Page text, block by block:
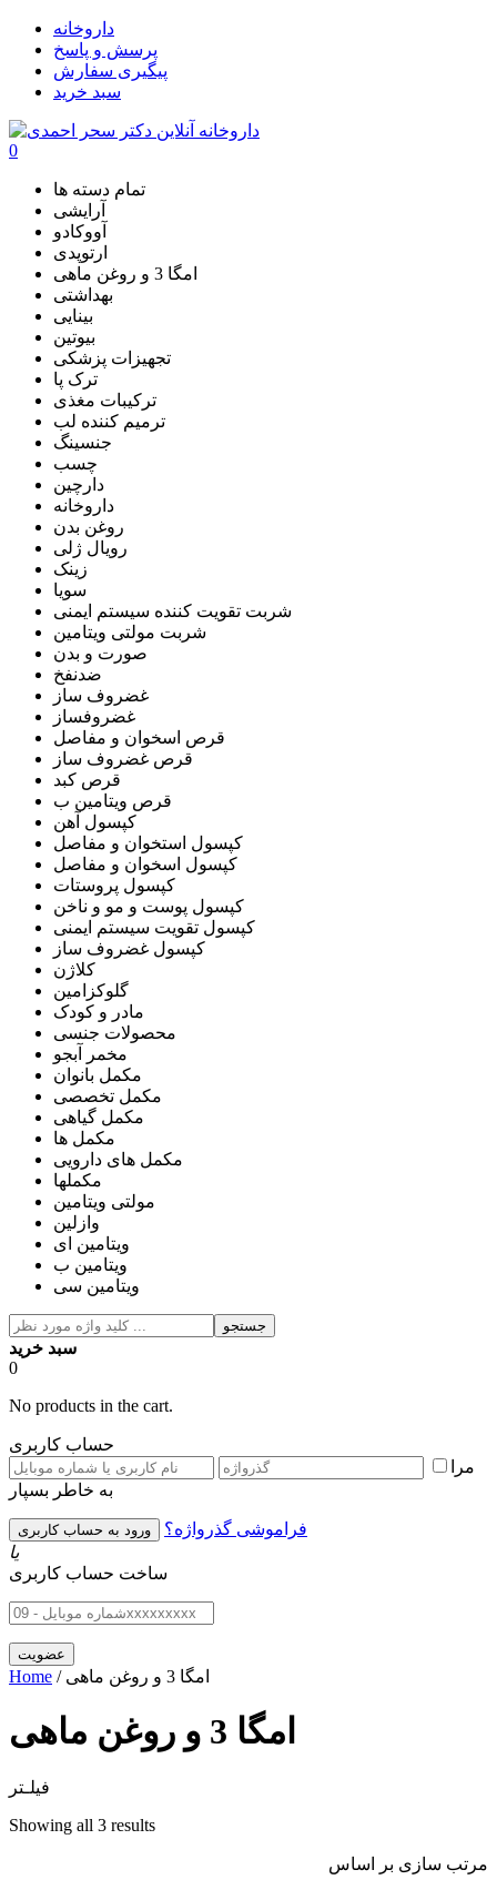
داروخانه
پرسش و پاسخ
پیگیری سفارش
سبد خرید
0
تمام دسته ها
آرایشی
آووکادو
ارتوپدی
امگا 3 و روغن ماهی
بهداشتی
بینایی
بیوتین
تجهیزات پزشکی
ترک پا
ترکیبات مغذی
ترمیم کننده لب
جنسینگ
چسب
دارچین
داروخانه
روغن بدن
رویال ژلی
زینک
سویا
شربت تقویت کننده سیستم ایمنی
شربت مولتی ویتامین
صورت و بدن
ضدنفخ
غضروف ساز
غضروفساز
قرص اسخوان و مفاصل
قرص غضروف ساز
قرص کبد
قرص ویتامین ب
کپسول آهن
کپسول استخوان و مفاصل
کپسول اسخوان و مفاصل
کپسول پروستات
کپسول پوست و مو و ناخن
کپسول تقویت سیستم ایمنی
کپسول غضروف ساز
کلاژن
گلوکزامین
مادر و کودک
محصولات جنسی
مخمر آبجو
مکمل بانوان
مکمل تخصصی
مکمل گیاهی
مکمل ها
مکمل های دارویی
مکملها
مولتی ویتامین
وازلین
ویتامین ای
ویتامین ب
ویتامین سی
جستجو
سبد خرید
0
No products in the cart.
حساب کاربری
مرا
به خاطر بسپار
فراموشی گذرواژه؟
یا
ساخت حساب کاربری
Home / امگا 3 و روغن ماهی
امگا 3 و روغن ماهی
فیلـتر
Showing all 3 results
مرتب سازی بر اساس